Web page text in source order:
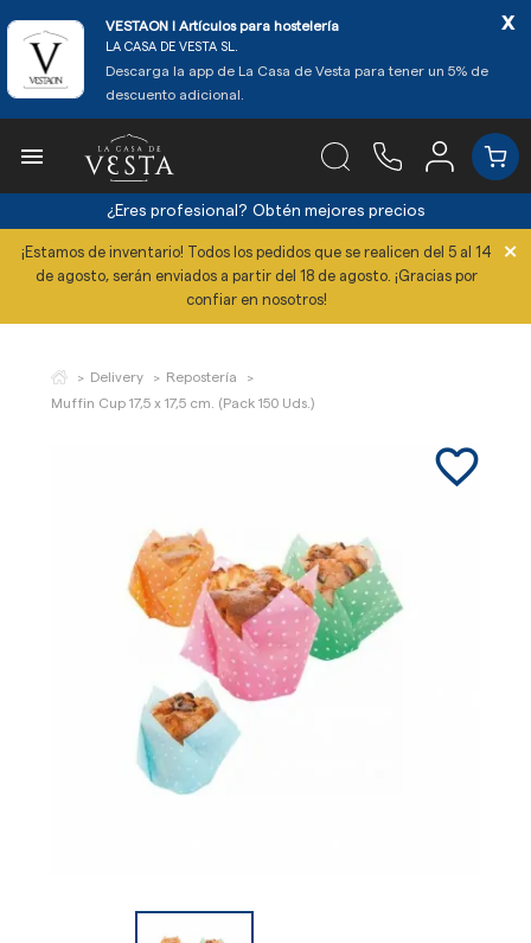
VESTAON l Artículos para hostelería
LA CASA DE VESTA SL.
Descarga la app de La Casa de Vesta para tener un 5% de
descuento adicional.
x

¿Eres profesional? Obtén mejores precios
¡Estamos de inventario! Todos los pedidos que se realicen del 5 al 14
de agosto, serán enviados a partir del 18 de agosto. ¡Gracias por
confiar en nosotros!
×
Delivery
Repostería
Muffin Cup 17,5 x 17,5 cm. (Pack 150 Uds.)
favorite_border